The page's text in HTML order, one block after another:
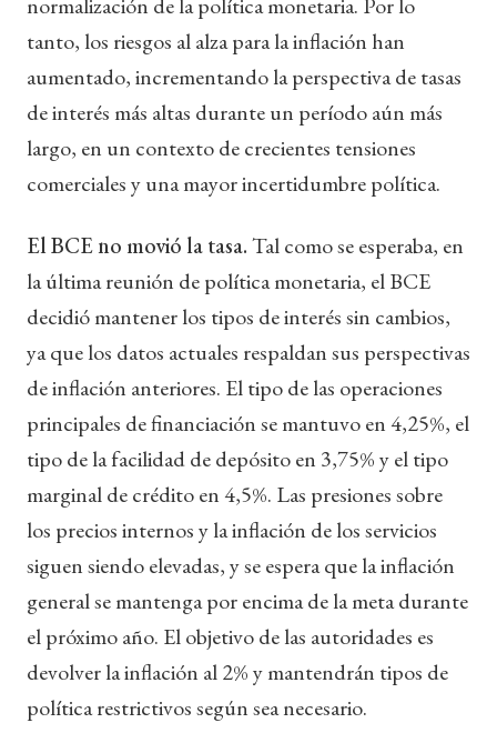
tanto, los riesgos al alza para la inflación han
aumentado, incrementando la perspectiva de tasas
de interés más altas durante un período aún más
largo, en un contexto de crecientes tensiones
comerciales y una mayor incertidumbre política.
El BCE no movió la tasa.Tal como se esperaba, en
la última reunión de política monetaria, el BCE
decidió mantener los tipos de interés sin cambios,
ya que los datos actuales respaldan sus perspectivas
de inflación anteriores. El tipo de las operaciones
principales de financiación se mantuvo en 4,25%, el
tipo de la facilidad de depósito en 3,75% y el tipo
marginal de crédito en 4,5%. Las presiones sobre
los precios internos y la inflación de los servicios
siguen siendo elevadas, y se espera que la inflación
general se mantenga por encima de la meta durante
el próximo año. El objetivo de las autoridades es
devolver la inflación al 2% y mantendrán tipos de
política restrictivos según sea necesario.